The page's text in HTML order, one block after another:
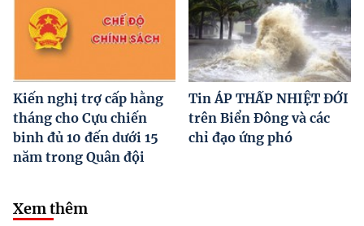
Kiến nghị trợ cấp hằng
tháng cho Cựu chiến
binh đủ 10 đến dưới 15
năm trong Quân đội
Tin ÁP THẤP NHIỆT ĐỚI
trên Biển Đông và các
chỉ đạo ứng phó
Xem thêm